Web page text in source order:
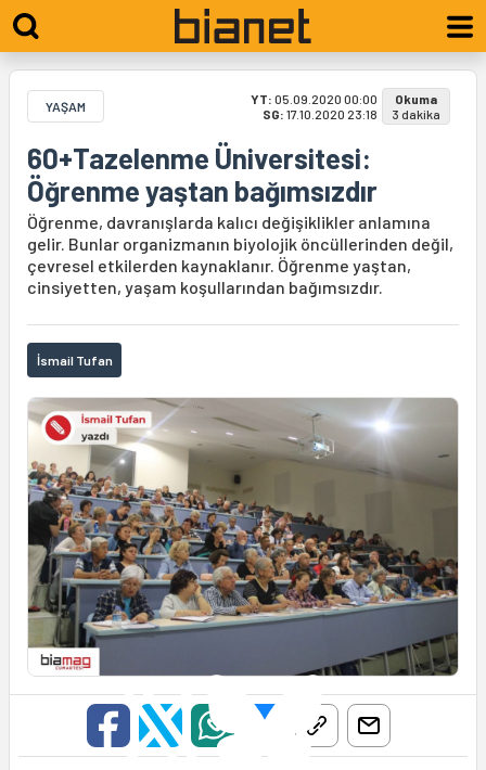
YAŞAM YT: 05.09.2020 00:00
SG: 17.10.2020 23:18
Okuma
3 dakika
60+Tazelenme Üniversitesi:
Öğrenme yaştan bağımsızdır
Öğrenme, davranışlarda kalıcı değişiklikler anlamına
gelir. Bunlar organizmanın biyolojik öncüllerinden değil,
çevresel etkilerden kaynaklanır. Öğrenme yaştan,
cinsiyetten, yaşam koşullarından bağımsızdır.
İsmail Tufan